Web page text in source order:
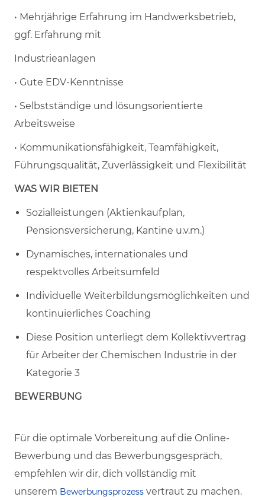
• Mehrjährige Erfahrung im Handwerksbetrieb,
ggf. Erfahrung mit
Industrieanlagen
• Gute EDV-Kenntnisse
• Selbstständige und lösungsorientierte
Arbeitsweise
• Kommunikationsfähigkeit, Teamfähigkeit,
Führungsqualität, Zuverlässigkeit und Flexibilität
WAS WIR BIETEN
Sozialleistungen (Aktienkaufplan,
Pensionsversicherung, Kantine u.v.m.)
Dynamisches, internationales und
respektvolles Arbeitsumfeld
Individuelle Weiterbildungsmöglichkeiten und
kontinuierliches Coaching
Diese Position unterliegt dem Kollektivvertrag
für Arbeiter der Chemischen Industrie in der
Kategorie 3
BEWERBUNG
Für die optimale Vorbereitung auf die Online-
Bewerbung und das Bewerbungsgespräch,
empfehlen wir dir, dich vollständig mit
unserem Bewerbungsprozess vertraut zu machen.